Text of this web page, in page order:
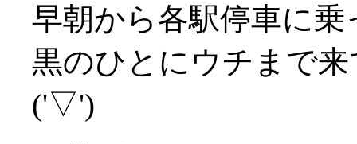
早朝から各駅停車に
黒のひとにウチまで
('▽')